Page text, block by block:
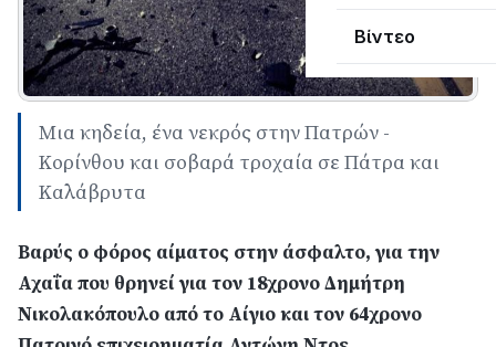
Βίντεο
Μια κηδεία, ένα νεκρός στην Πατρών -
Κορίνθου και σοβαρά τροχαία σε Πάτρα και
Καλάβρυτα
Βαρύς ο φόρος αίματος στην άσφαλτο, για την
Αχαΐα που θρηνεί για τον 18χρονο Δημήτρη
Νικολακόπουλο από το Αίγιο και τον 64χρονο